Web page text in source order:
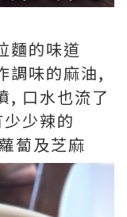
麵的味道
調味的麻油,
, 口水也流了
少辣的
蔔及芝麻